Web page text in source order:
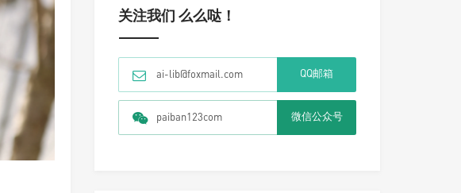
关注我们 么么哒！
ai-lib@foxmail.com QQ邮箱
paiban123com 微信公众号